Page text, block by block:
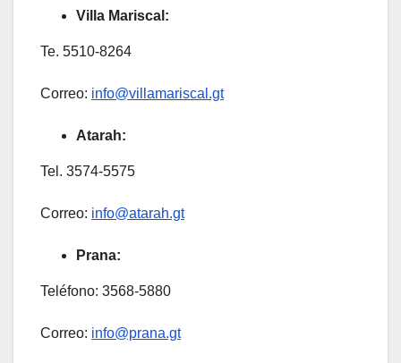
Villa Mariscal:
Te. 5510-8264
Correo: info@villamariscal.gt
Atarah:
Tel. 3574-5575
Correo: info@atarah.gt
Prana:
Teléfono: 3568-5880
Correo: info@prana.gt